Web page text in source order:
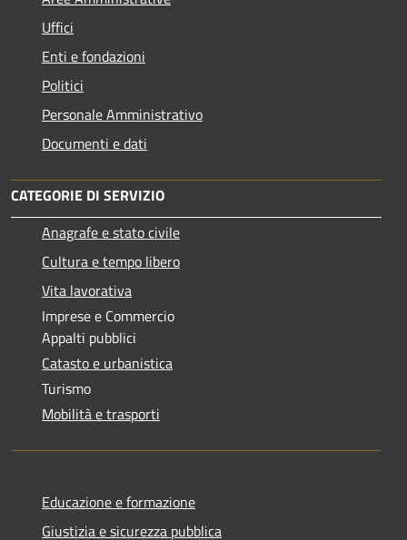
Uffici
Enti e fondazioni
Politici
Personale Amministrativo
Documenti e dati
CATEGORIE DI SERVIZIO
Anagrafe e stato civile
Cultura e tempo libero
Vita lavorativa
Imprese e Commercio
Appalti pubblici
Catasto e urbanistica
Turismo
Mobilità e trasporti
Educazione e formazione
Giustizia e sicurezza pubblica